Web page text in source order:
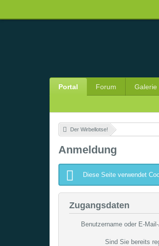
Portal Forum Galerie
Der Wirbellotse!
Anmeldung
Diese Seite verwendet
Zugangsdaten
Benutzername oder E-
Sind Sie bereits